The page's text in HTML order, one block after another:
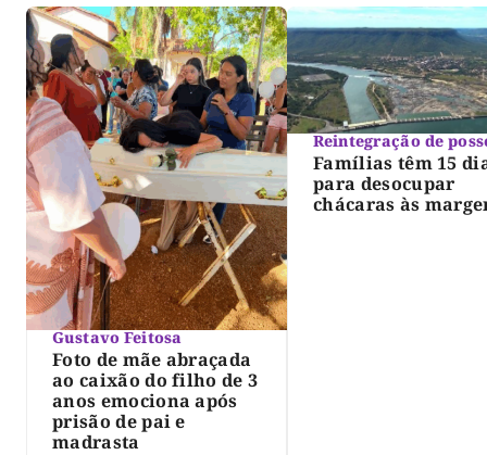
Gustavo Feitosa
Foto de mãe abraçada
ao caixão do filho de 3
anos emociona após
prisão de pai e
madrasta
Reintegração de
Famílias têm 15
para desocupar
chácaras às